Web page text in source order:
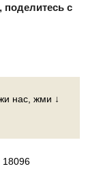
поделитесь с
нас, жми ↓
18096